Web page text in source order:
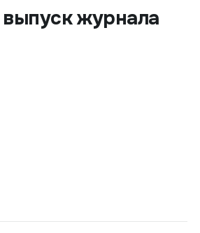
журнала